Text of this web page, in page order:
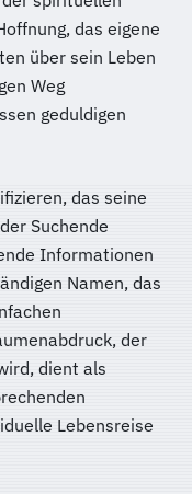
das eigene
über sein Leben
Weg
geduldigen
das seine
Suchende
Informationen
Namen, das
der
dient als
Lebensreise